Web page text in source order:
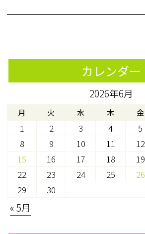
カレンダー
2026年6月
月 火 水 木 金
1 2 3 4 5
8
9 10 11 12
15
16 17 18 19
22
23 24 25 26
29
30
« 5月